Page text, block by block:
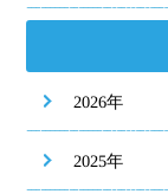
2026年
2025年